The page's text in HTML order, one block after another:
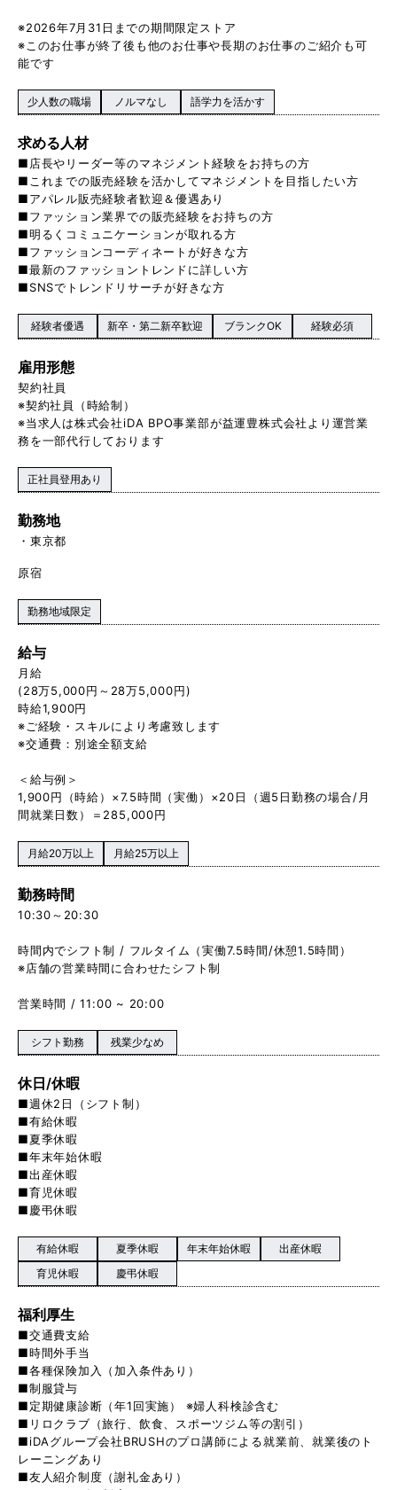
※2026年7月31日までの期間限定ストア
※このお仕事が終了後も他のお仕事や長期のお仕事のご紹介も可
能です
少人数の職場 ノルマなし 語学力を活かす
求める人材
■店長やリーダー等のマネジメント経験をお持ちの方
■これまでの販売経験を活かしてマネジメントを目指したい方
■アパレル販売経験者歓迎＆優遇あり
■ファッション業界での販売経験をお持ちの方
■明るくコミュニケーションが取れる方
■ファッションコーディネートが好きな方
■最新のファッショントレンドに詳しい方
■SNSでトレンドリサーチが好きな方
経験者優遇 新卒・第二新卒歓迎 ブランクOK 経験必須
雇用形態
契約社員
※契約社員（時給制）
※当求人は株式会社iDA BPO事業部が益運豊株式会社より運営業
務を一部代行しております
正社員登用あり
勤務地
東京都
原宿
勤務地域限定
給与
月給
(28万5,000円～28万5,000円)
時給1,900円
※ご経験・スキルにより考慮致します
※交通費：別途全額支給
＜給与例＞
1,900円（時給）×7.5時間（実働）×20日（週5日勤務の場合/月
間就業日数）＝285,000円
月給20万以上 月給25万以上
勤務時間
10:30～20:30
時間内でシフト制 / フルタイム（実働7.5時間/休憩1.5時間）
※店舗の営業時間に合わせたシフト制
営業時間 / 11:00 ~ 20:00
シフト勤務 残業少なめ
休日/休暇
■週休2日（シフト制）
■有給休暇
■夏季休暇
■年末年始休暇
■出産休暇
■育児休暇
■慶弔休暇
有給休暇 夏季休暇 年末年始休暇
出産休暇
育児休暇
慶弔休暇
福利厚生
■交通費支給
■時間外手当
■各種保険加入（加入条件あり）
■制服貸与
■定期健康診断（年1回実施） ※婦人科検診含む
■リロクラブ（旅行、飲食、スポーツジム等の割引）
■iDAグループ会社BRUSHのプロ講師による就業前、就業後のト
レーニングあり
■友人紹介制度（謝礼金あり）